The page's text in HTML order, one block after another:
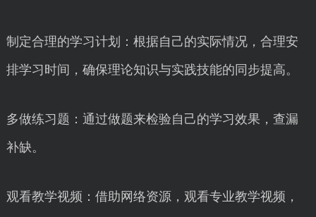
制定合理的学习计划：根据自己的实际情况，合理安
排学习时间，确保理论知识与实践技能的同步提高。
多做练习题：通过做题来检验自己的学习效果，查漏
补缺。
观看教学视频：借助网络资源，观看专业教学视频，